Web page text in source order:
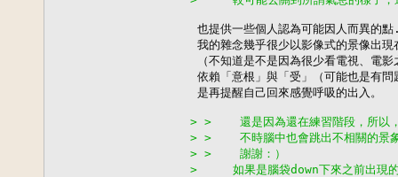
也提供一些個人認為可能因人而異的
我的雜念幾乎很少以影像式的景像出
（不知道是不是因為很少看電視、電
依賴「意根」與「受」（可能也是有
是再提醒自己回來感覺呼吸的出入。
> >    還是因為還在練習階段，所以
> >    不時腦中也會跳出不相關的景象
> >    謝謝：）
>     如果是腦袋down下來之前出現的